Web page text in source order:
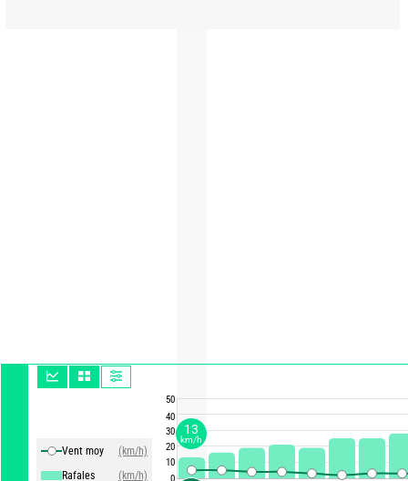
Vent moy
(km/h)
Rafales
(km/h)
50
40
30
20
10
13
km/h